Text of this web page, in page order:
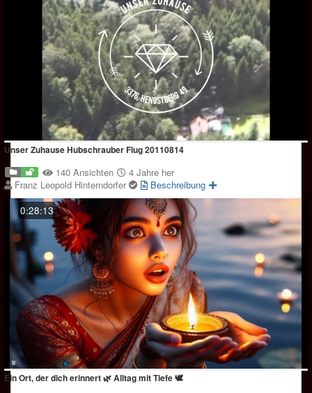
Unser Zuhause Hubschrauber Flug 20110814
140 Ansichten
4 Jahre her
Franz Leopold Hinterndorfer
Beschreibung
0:28:13
Ein Ort, der dich erinnert 🌿 Alltag mit Tiefe 🕊️